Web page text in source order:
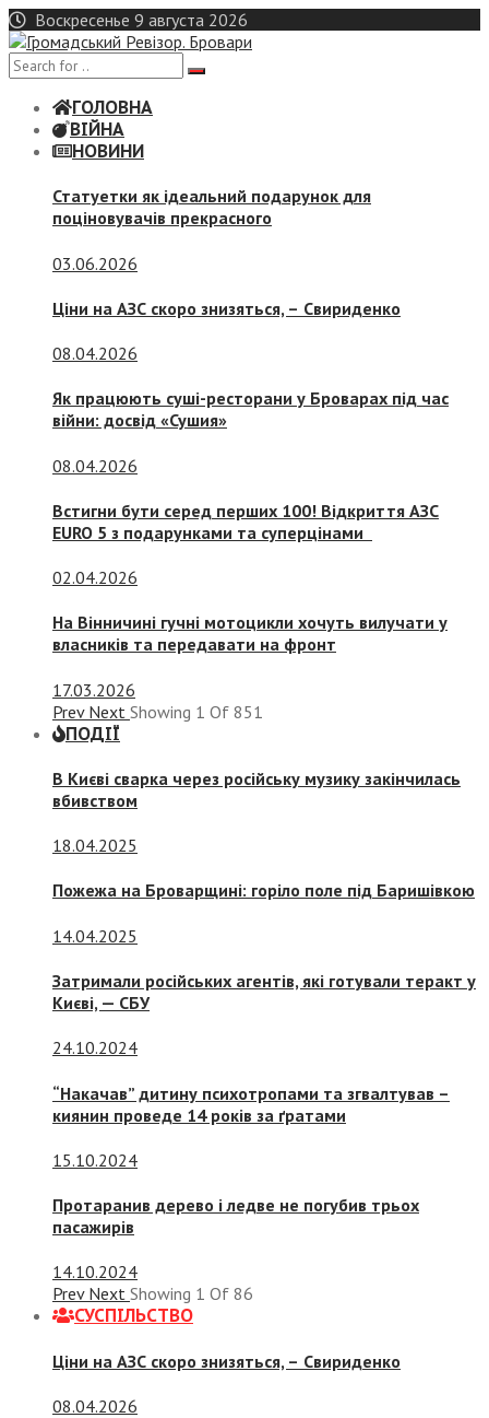
Skip
to
content
Воскресенье 9 августа 2026
ГОЛОВНА
ВІЙНА
НОВИНИ
Статуетки як ідеальний подарунок для
поціновувачів прекрасного
03.06.2026
Ціни на АЗС скоро знизяться, – Свириденко
08.04.2026
Як працюють суші-ресторани у Броварах під час
війни: досвід «Сушия»
08.04.2026
Встигни бути серед перших 100! Відкриття АЗС
EURO 5 з подарунками та суперцінами
02.04.2026
На Вінничині гучні мотоцикли хочуть вилучати у
власників та передавати на фронт
17.03.2026
Prev Next Showing 1 Of 851
ПОДІЇ
В Києві сварка через російську музику закінчилась
вбивством
18.04.2025
Пожежа на Броварщині: горіло поле під Баришівкою
14.04.2025
Затримали російських агентів, які готували теракт у
Києві, — СБУ
24.10.2024
“Накачав” дитину психотропами та згвалтував –
киянин проведе 14 років за ґратами
15.10.2024
Протаранив дерево і ледве не погубив трьох
пасажирів
14.10.2024
Prev Next Showing 1 Of 86
СУСПIЛЬСТВО
Ціни на АЗС скоро знизяться, – Свириденко
08.04.2026